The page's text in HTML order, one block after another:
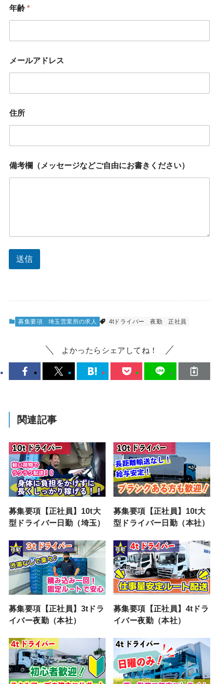
年齢 *
メールアドレス
住所
備考欄（メッセージなどご自由にお書きください）
送信
募集要項 埼玉営業所の求人 4tドライバー 夜勤 正社員
よかったらシェアしてね！
関連記事
募集要項【正社員】10t大
型ドライバー日勤（埼玉）
募集要項【正社員】10t大
型ドライバー日勤（本社）
募集要項【正社員】3tドラ
イバー夜勤（本社）
募集要項【正社員】4tドラ
イバー夜勤（本社）